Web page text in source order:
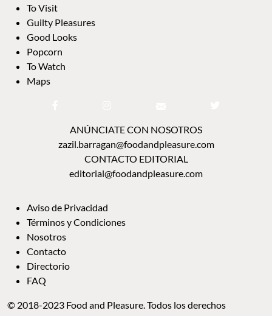
To Visit
Guilty Pleasures
Good Looks
Popcorn
To Watch
Maps
ANÚNCIATE CON NOSOTROS
zazil.barragan@foodandpleasure.com
CONTACTO EDITORIAL
editorial@foodandpleasure.com
Aviso de Privacidad
Términos y Condiciones
Nosotros
Contacto
Directorio
FAQ
© 2018-2023 Food and Pleasure. Todos los derechos